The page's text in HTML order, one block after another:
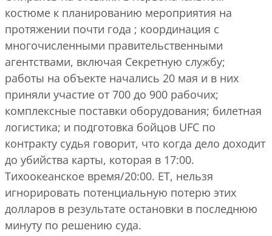
костюме к планированию мероприятия на
протяжении почти года ; координация с
многочисленными правительственными
агентствами, включая Секретную службу;
работы на объекте начались 20 мая и в них
приняли участие от 700 до 900 рабочих;
комплексные поставки оборудования; билетная
логистика; и подготовка бойцов UFC по
контракту судья говорит, что когда дело доходит
до убийства карты, которая в 17:00.
Тихоокеанское время/20:00. ET, нельзя
игнорировать потенциальную потерю этих
долларов в результате остановки в последнюю
минуту по решению суда.